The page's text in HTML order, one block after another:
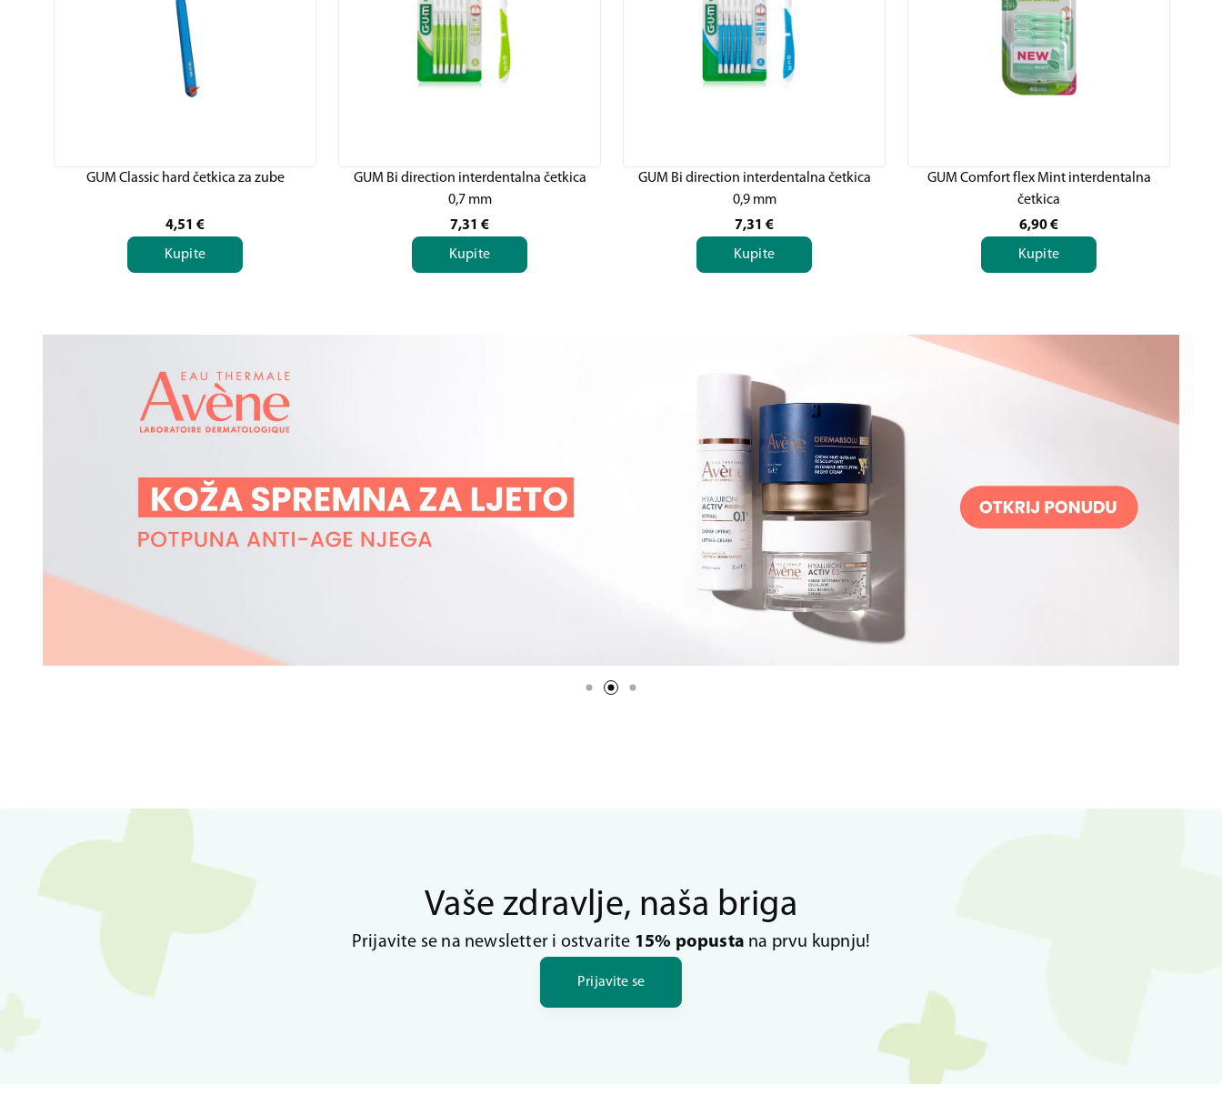
GUM Classic hard četkica za zube
4,51 €
Kupite
GUM Bi direction interdentalna četkica
0,7 mm
7,31 €
Kupite
GUM Bi direction interdentalna četkica
0,9 mm
7,31 €
Kupite
GUM Comfort flex Mint interdentalna
četkica
6,90€
Kupite
Vaše zdravlje, naša briga
Prijavite se na newsletter i ostvarite 15% popusta na prvu kupnju!
Prijavite se